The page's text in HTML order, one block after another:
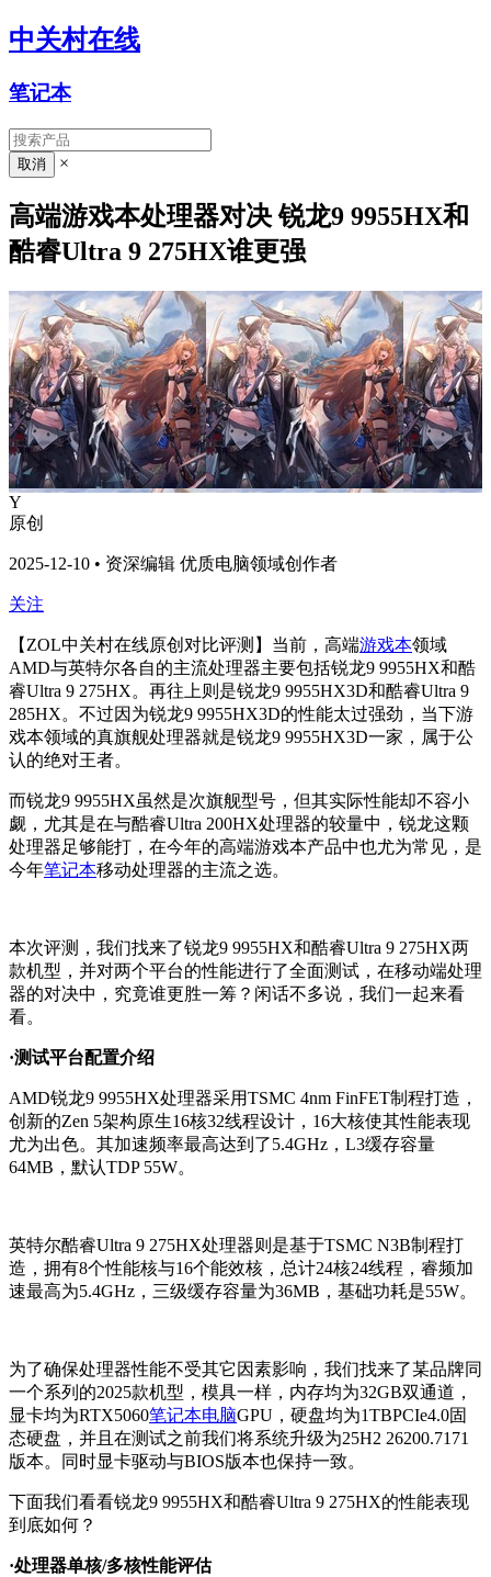
中关村在线
笔记本
×
高端游戏本处理器对决 锐龙9 9955HX和
酷睿Ultra 9 275HX谁更强
Y
原创
2025-12-10 • 资深编辑 优质电脑领域创作者
关注
【ZOL中关村在线原创对比评测】当前，高端游戏本领域
AMD与英特尔各自的主流处理器主要包括锐龙9 9955HX和酷
睿Ultra 9 275HX。再往上则是锐龙9 9955HX3D和酷睿Ultra 9
285HX。不过因为锐龙9 9955HX3D的性能太过强劲，当下游
戏本领域的真旗舰处理器就是锐龙9 9955HX3D一家，属于公
认的绝对王者。
而锐龙9 9955HX虽然是次旗舰型号，但其实际性能却不容小
觑，尤其是在与酷睿Ultra 200HX处理器的较量中，锐龙这颗
处理器足够能打，在今年的高端游戏本产品中也尤为常见，是
今年笔记本移动处理器的主流之选。
本次评测，我们找来了锐龙9 9955HX和酷睿Ultra 9 275HX两
款机型，并对两个平台的性能进行了全面测试，在移动端处理
器的对决中，究竟谁更胜一筹？闲话不多说，我们一起来看
看。
·测试平台配置介绍
AMD锐龙9 9955HX处理器采用TSMC 4nm FinFET制程打造，
创新的Zen 5架构原生16核32线程设计，16大核使其性能表现
尤为出色。其加速频率最高达到了5.4GHz，L3缓存容量
64MB，默认TDP 55W。
英特尔酷睿Ultra 9 275HX处理器则是基于TSMC N3B制程打
造，拥有8个性能核与16个能效核，总计24核24线程，睿频加
速最高为5.4GHz，三级缓存容量为36MB，基础功耗是55W。
为了确保处理器性能不受其它因素影响，我们找来了某品牌同
一个系列的2025款机型，模具一样，内存均为32GB双通道，
显卡均为RTX5060笔记本电脑GPU，硬盘均为1TBPCIe4.0固
态硬盘，并且在测试之前我们将系统升级为25H2 26200.7171
版本。同时显卡驱动与BIOS版本也保持一致。
下面我们看看锐龙9 9955HX和酷睿Ultra 9 275HX的性能表现
到底如何？
·处理器单核/多核性能评估